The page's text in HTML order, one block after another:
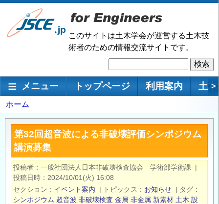
メ
ン
移
このサイトは土木学会が運営する土木技
術者のための情報交流サイトです。
索
メインナビゲーション
メニュー トップページ 利用案内 土 >
パ
ン
く
ず
ホーム
第32回超音波による非破壊評価シンポジウム
講演募集
投稿者 一般社団法人日本非破壊検査協会 学術部学術課
|
投稿日時
2024/10/01(火) 16:08
セクション
イベント案内 | トピックス お知らせ | タグ
シンポジウム 超音波 非破壊検査 金属 非金属 新素材 土木 設